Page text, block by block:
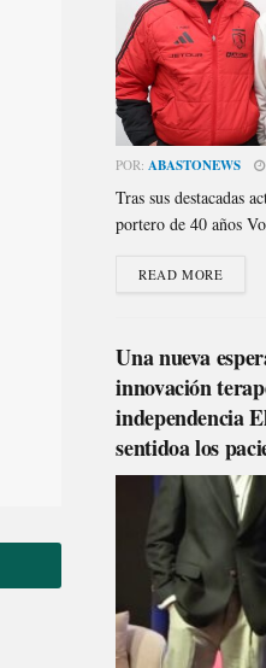
POR: ABASTONEWS
Tras sus destacadas
portero de 40 años
READ MORE
Una nueva
innovación
independencia
sentidoa los